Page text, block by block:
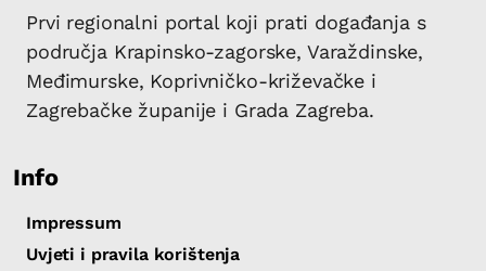
Prvi regionalni portal koji prati događanja s
područja Krapinsko-zagorske, Varaždinske,
Međimurske, Koprivničko-križevačke i
Zagrebačke županije i Grada Zagreba.
Info
Impressum
Uvjeti i pravila korištenja